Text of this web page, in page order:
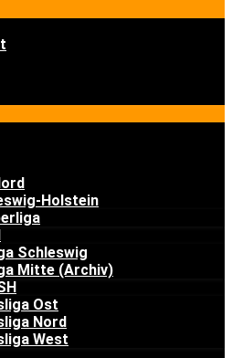
Holstein
Schleswig
Mitte (Archiv)
Ost
Nord
West